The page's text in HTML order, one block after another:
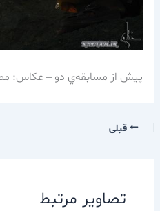
پيش از مسابقه‌ي دو – عكاس:
قبلی
تصاویر مرتبط